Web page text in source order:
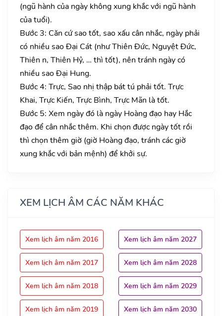
(ngũ hành của ngày không xung khắc với ngũ hành
của tuổi).
Bước 3: Căn cứ sao tốt, sao xấu cân nhắc, ngày phải
có nhiều sao Đại Cát (như Thiên Đức, Nguyệt Đức,
Thiên n, Thiên Hỷ, … thì tốt), nên tránh ngày có
nhiều sao Đại Hung.
Bước 4: Trực, Sao nhị thập bát tú phải tốt. Trực
Khai, Trực Kiến, Trực Bình, Trực Mãn là tốt.
Bước 5: Xem ngày đó là ngày Hoàng đạo hay Hắc
đạo để cân nhắc thêm. Khi chọn được ngày tốt rồi
thì chọn thêm giờ (giờ Hoàng đạo, tránh các giờ
xung khắc với bản mệnh) để khởi sự.
XEM LỊCH ÂM CÁC NĂM KHÁC
Xem lịch âm năm 2016
Xem lịch âm năm 2017
Xem lịch âm năm 2018
Xem lịch âm năm 2019
Xem lịch âm năm 2027
Xem lịch âm năm 2028
Xem lịch âm năm 2029
Xem lịch âm năm 2030